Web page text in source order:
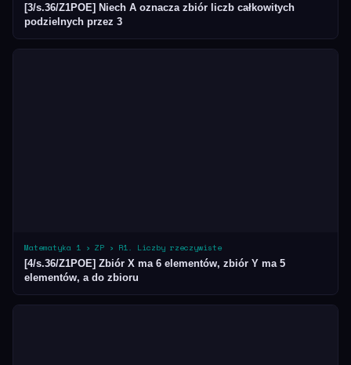
[3/s.36/Z1POE] Niech A oznacza zbiór liczb całkowitych
podzielnych przez 3
Matematyka 1 › ZP › R1. Liczby rzeczywiste
[4/s.36/Z1POE] Zbiór X ma 6 elementów, zbiór Y ma 5
elementów, a do zbioru